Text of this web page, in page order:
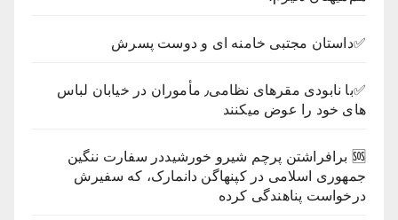
✅داستان مجتبی خامنه ای و دوست پسرش
✅با نابودی مقرهای نظامی٫ مأموران در خیابان لباس
های خود را عوض میکنند
🆘 ‏برافراشتن پرچم شیرو خورشید‏در سفارت ننگین
جمهوری اسلامی در کپنهاگن دانمارک، که سفیرش
درخواست پناهندگی کرده